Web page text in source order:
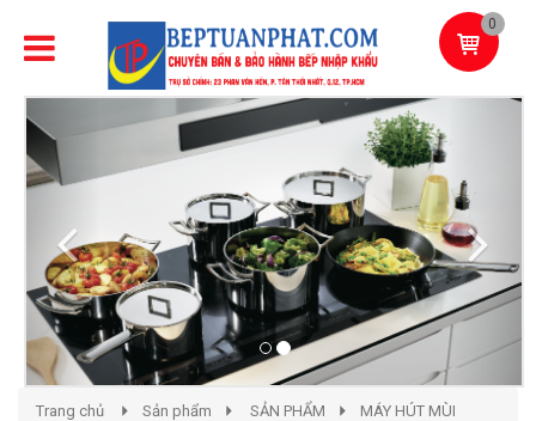
0
Previous
Trang chủ Sản phẩm SẢN PHẨM
MÁY HÚT MÙI